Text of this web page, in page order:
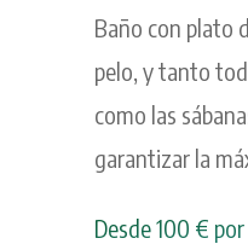
Baño con plato
pelo, y tanto
como las
garantizar la
Desde 100 €